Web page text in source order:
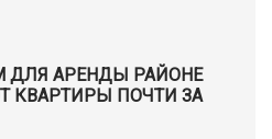
ДЛЯ АРЕНДЫ РАЙОНЕ
КВАРТИРЫ ПОЧТИ ЗА